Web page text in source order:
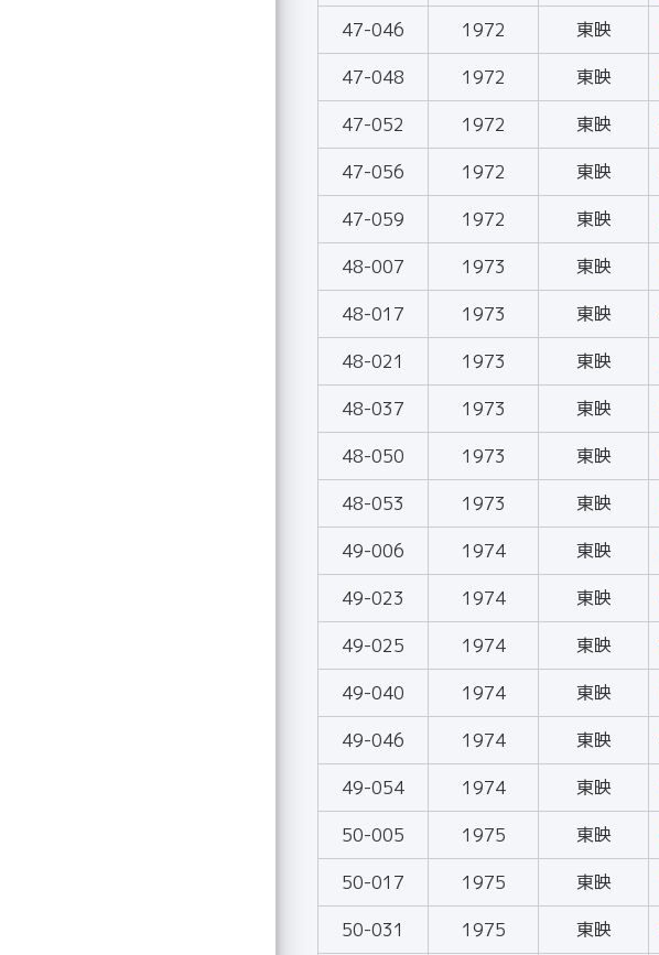
47-046
1972 東映
47-048
1972 東映
47-052
1972 東映
47-056
1972 東映
47-059
1972 東映
48-007
1973 東映
48-017
1973 東映
48-021
1973 東映
48-037
1973 東映
48-050
1973 東映
48-053
1973 東映
49-006
1974 東映
49-023
1974 東映
49-025
1974 東映
49-040
1974 東映
49-046
1974 東映
49-054
1974 東映
50-005
1975 東映
50-017
1975 東映
50-031
1975 東映